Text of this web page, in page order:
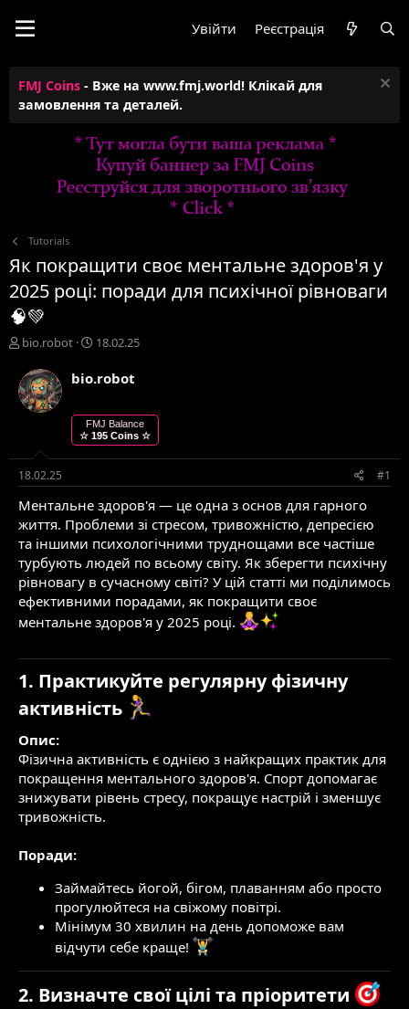
Увійти Реєстрація
FMJ Coins - Вже на www.fmj.world! Клікай для
замовлення та деталей.
Tutorials
Як покращити своє ментальне здоров'я у
2025 році: поради для психічної рівноваги
🧠💚
А
т
о
р
м
и
bio.robot
Д
т
т
в
о
е
н
н
я
18.02.25
bio.robot
FMJ Balance
☆ 195 Coins ☆
18.02.25 #1
Ментальне здоров'я — це одна з основ для гарного
життя. Проблеми зі стресом, тривожністю, депресією
та іншими психологічними труднощами все частіше
турбують людей по всьому світу. Як зберегти психічну
рівновагу в сучасному світі? У цій статті ми поділимось
ефективними порадами, як покращити своє
ментальне здоров'я у 2025 році.
1. Практикуйте регулярну фізичну
активність
Опис:
Фізична активність є однією з найкращих практик для
покращення ментального здоров'я. Спорт допомагає
знижувати рівень стресу, покращує настрій і зменшує
тривожність.
Поради:
Займайтесь йогой, бігом, плаванням або просто
прогулюйтеся на свіжому повітрі.
Мінімум 30 хвилин на день допоможе вам
відчути себе краще!
2. Визначте свої цілі та пріоритети